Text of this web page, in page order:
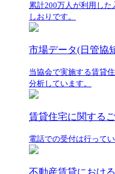
累計200万人が利用し
しおりです。
市場データ(日管協
当協会で実施する賃貸
分析しています。
賃貸住宅に関する
電話での受付は行って
不動産賃貸におけ